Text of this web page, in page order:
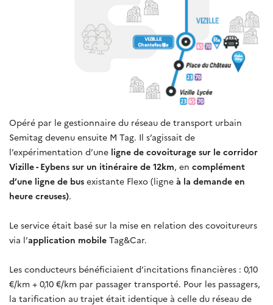
Opéré par le gestionnaire du réseau de transport urbain
Semitag devenu ensuite M Tag. Il s’agissait de
l’expérimentation d’une ligne de covoiturage sur le corridor
Vizille - Eybens sur un itinéraire de 12km, en complément
d’une ligne de bus existante Flexo (ligne à la demande en
heure creuses).
Le service était basé sur la mise en relation des covoitureurs
via l’application mobile Tag&Car.
Les conducteurs bénéficiaient d’incitations financières : 0,10
€/km + 0,10 €/km par passager transporté. Pour les passagers,
la tarification au trajet était identique à celle du réseau de